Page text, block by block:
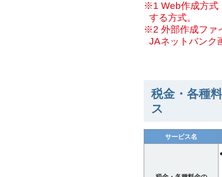
※1 Web作成方式
する方式。
※2 外部作成ファ
JAネットバンク
税金・各種
ス
サービス名